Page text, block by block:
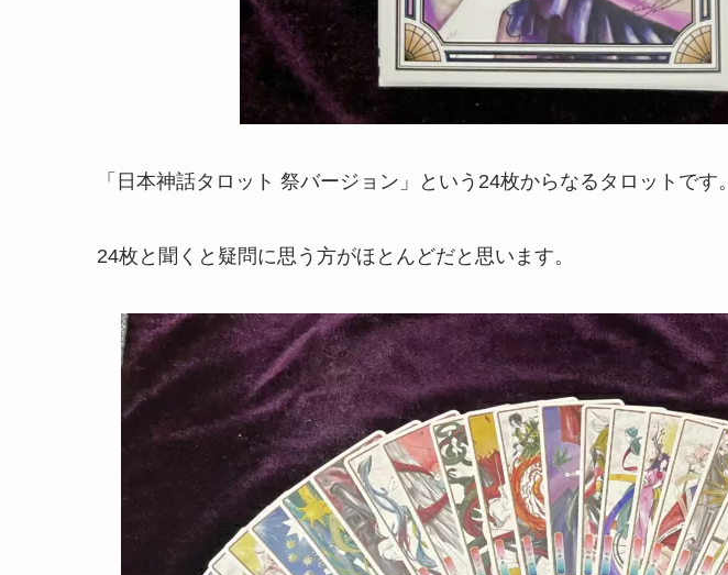
「日本神話タロット 祭バージョン」という24枚からなるタロットです。
24枚と聞くと疑問に思う方がほとんどだと思います。